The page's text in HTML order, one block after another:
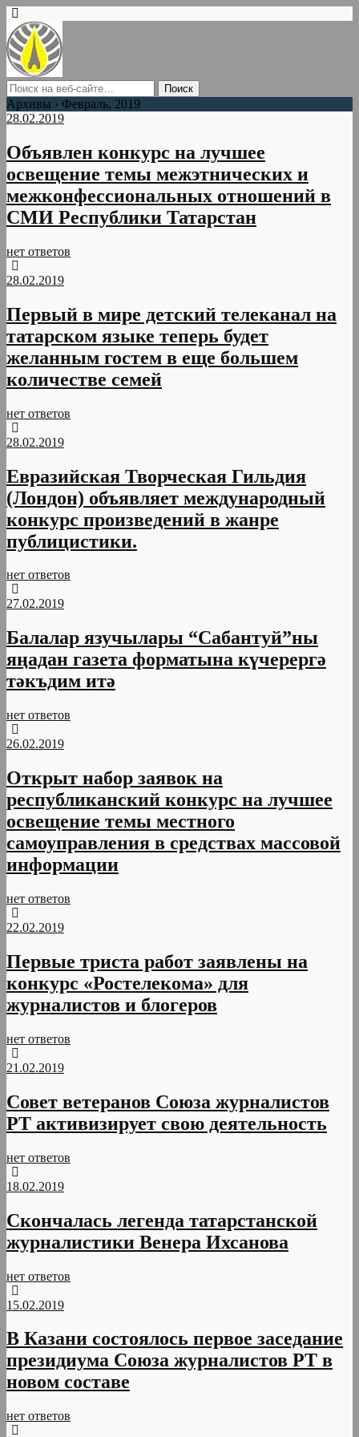
Архивы › Февраль, 2019
28.02.2019
Объявлен конкурс на лучшее
освещение темы межэтнических и
межконфессиональных отношений в
СМИ Республики Татарстан
нет ответов
28.02.2019
Первый в мире детский телеканал на
татарском языке теперь будет
желанным гостем в еще большем
количестве семей
нет ответов
28.02.2019
Евразийская Творческая Гильдия
(Лондон) объявляет международный
конкурс произведений в жанре
публицистики.
нет ответов
27.02.2019
Балалар язучылары “Сабантуй”ны
яңадан газета форматына күчерергә
тәкъдим итә
нет ответов
26.02.2019
Открыт набор заявок на
республиканский конкурс на лучшее
освещение темы местного
самоуправления в средствах массовой
информации
нет ответов
22.02.2019
Первые триста работ заявлены на
конкурс «Ростелекома» для
журналистов и блогеров
нет ответов
21.02.2019
Совет ветеранов Союза журналистов
РТ активизирует свою деятельность
нет ответов
18.02.2019
Скончалась легенда татарстанской
журналистики Венера Ихсанова
нет ответов
15.02.2019
В Казани состоялось первое заседание
президиума Союза журналистов РТ в
новом составе
нет ответов